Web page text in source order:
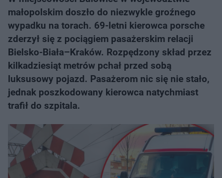
małopolskim doszło do niezwykle groźnego
wypadku na torach. 69-letni kierowca porsche
zderzył się z pociągiem pasażerskim relacji
Bielsko-Biała–Kraków. Rozpędzony skład przez
kilkadziesiąt metrów pchał przed sobą
luksusowy pojazd. Pasażerom nic się nie stało,
jednak poszkodowany kierowca natychmiast
trafił do szpitala.